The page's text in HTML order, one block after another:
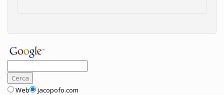
Web jacopofo.com